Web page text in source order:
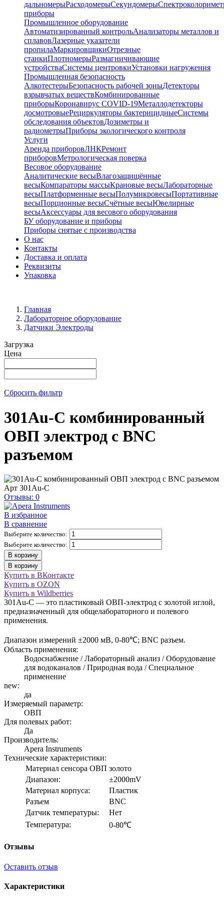
дальномерыРасходомерыСекундомеры
приборы
Промышленное оборудование
Автоматизированный контрольАнализаторы металлов и
сплавовЛазерные указатели
пропилаМаркировщикиОтрезные
станкиПлотномерыРазмагничивающие
устройстваСистемы центровкиУстановки нагружения
Промышленная безопасность
АлкотестерыБезопасность рабочей зоныДетекторы
взрывчатых веществКомбинированные
приборыКоронавирус COVID-19Металлодетекторы
досмотровыеРециркуляторы бактерицидныеСистемы
обследования объектовДозиметры и
радиометрыПриборы экологического контроля
Услуги
Аренда приборовЛНКРемонт
приборовМетрологическая поверка
Весовое оборудование
Аналитические весыВлагозащищённые
весыКомпараторы массыКрановые весыЛабораторные
весыПлатформенные весыПолумикровесыПортативные
весыПорционные весыСчётные весыЮвелирные
весыАксессуары для весового оборудования
БУ оборудование и приборы
Приборы снятые с производства
О нас
Контакты
Доставка и оплата
Реквизиты
Упаковка
Главная
Лабораторное оборудование
Датчики Электроды
Загрузка
Цена
Сбросить фильтр
301Au-C комбинированный
ОВП электрод с BNC
разъемом
Арт 301Au-C
Отзывы: 0
В избранное
В сравнение
Выберите количество:
Выберите количество:
В корзину
В корзину
Купить в ВКонтакте
Купить в OZON
Купить в Wildberries
301Au-C — это пластиковый ОВП-электрод с золотой иглой,
предназначенный для общелабораторного и полевого
применения.
Диапазон измерений ±2000 мВ, 0-80℃; BNC разъем.
Область применения:
Водоснабжение / Лабораторный анализ / Оборудование
для водоканалов / Природная вода / Специальное
применение
new:
да
Измеряемый параметр:
ОВП
Для полевых работ:
Да
Производитель:
Apera Instruments
Технические характеристики:
Материал сенсора ОВП золото
Диапазон:
±2000mV
Материал корпуса:
Пластик
Разъем
BNC
Датчик температуры:
Нет
Температура:
0-80℃
Отзывы
Оставить отзыв
Характеристики